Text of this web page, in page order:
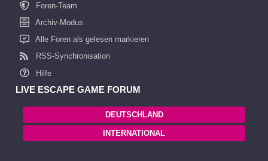
Foren-Team
Archiv-Modus
Alle Foren als gelesen markieren
RSS-Synchronisation
Hilfe
LIVE ESCAPE GAME FORUM
DEUTSCHLAND
INTERNATIONAL